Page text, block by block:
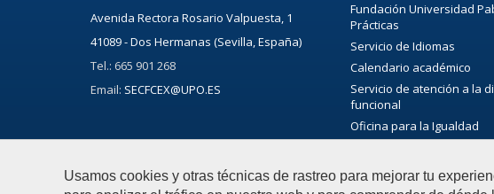
Usamos cookies y otras técnicas de rastreo para mejorar tu
Avenida Rectora Rosario Valpuesta, 1
41089 - Dos Hermanas (Sevilla, España)
Tel.: 665 901 268
Email: SECFCEX@UPO.ES
Fundación Universidad
Prácticas
Servicio de Idiomas
Calendario académico
Servicio de atención a la
funcional
Oficina para la Igualdad
Servicio de Extensión
Agenda Cultural de la